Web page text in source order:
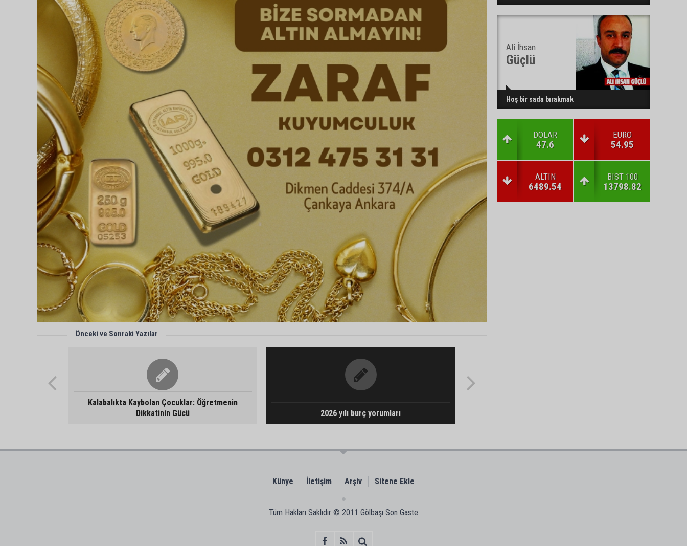
Önceki ve Sonraki Yazılar
Kalabalıkta Kaybolan Çocuklar: Öğretmenin
Dikkatinin Gücü
2026 yılı burç yorumları
Ali İhsan
Güçlü
Hoş bir sada bırakmak
DOLAR
47.6
EURO
54.95
ALTIN
6489.54
BIST 100
13798.82
Künye İletişim Arşiv Sitene Ekle
Tüm Hakları Saklıdır © 2011 Gölbaşı Son Gaste